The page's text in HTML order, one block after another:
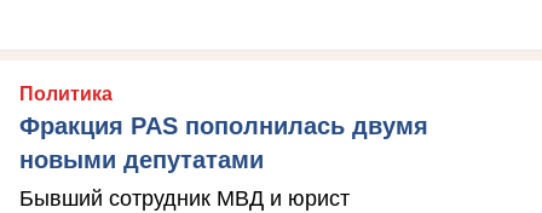
Политика
Фракция PAS пополнилась двумя
новыми депутатами
Бывший сотрудник МВД и юрист